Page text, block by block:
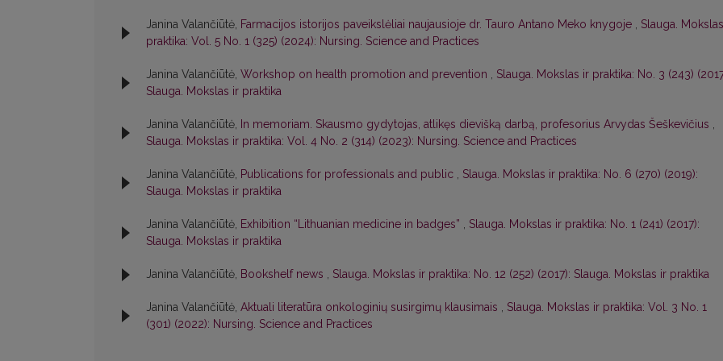
Janina Valančiūtė, Farmacijos istorijos paveikslėliai naujausioje dr. Tauro Antano Meko knygoje , Slauga.
praktika: Vol. 5 No. 1 (325) (2024): Nursing. Science and Practices
Janina Valančiūtė, Workshop on health promotion and prevention , Slauga. Mokslas ir praktika: No. 3 (243)
Slauga. Mokslas ir praktika
Janina Valančiūtė, In memoriam. Skausmo gydytojas, atlikęs dievišką darbą, profesorius Arvydas Šeškevičius ,
Slauga. Mokslas ir praktika: Vol. 4 No. 2 (314) (2023): Nursing. Science and Practices
Janina Valančiūtė, Publications for professionals and public , Slauga. Mokslas ir praktika: No. 6 (270) (2019):
Slauga. Mokslas ir praktika
Janina Valančiūtė, Exhibition “Lithuanian medicine in badges” , Slauga. Mokslas ir praktika: No. 1 (241) (2017):
Slauga. Mokslas ir praktika
Janina Valančiūtė, Bookshelf news , Slauga. Mokslas ir praktika: No. 12 (252) (2017): Slauga. Mokslas ir praktika
Janina Valančiūtė, Aktuali literatūra onkologinių susirgimų klausimais , Slauga. Mokslas ir praktika: Vol. 3 No. 1
(301) (2022): Nursing. Science and Practices